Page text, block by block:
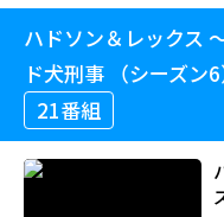
ハドソン＆レックス
ド犬刑事 （シーズン6
21番組